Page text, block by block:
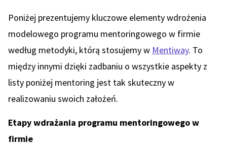
Poniżej prezentujemy kluczowe elementy wdrożenia
modelowego programu mentoringowego w firmie
według metodyki, którą stosujemy w Mentiway. To
między innymi dzięki zadbaniu o wszystkie aspekty z
listy poniżej mentoring jest tak skuteczny w
realizowaniu swoich założeń.
Etapy wdrażania programu mentoringowego w
firmie